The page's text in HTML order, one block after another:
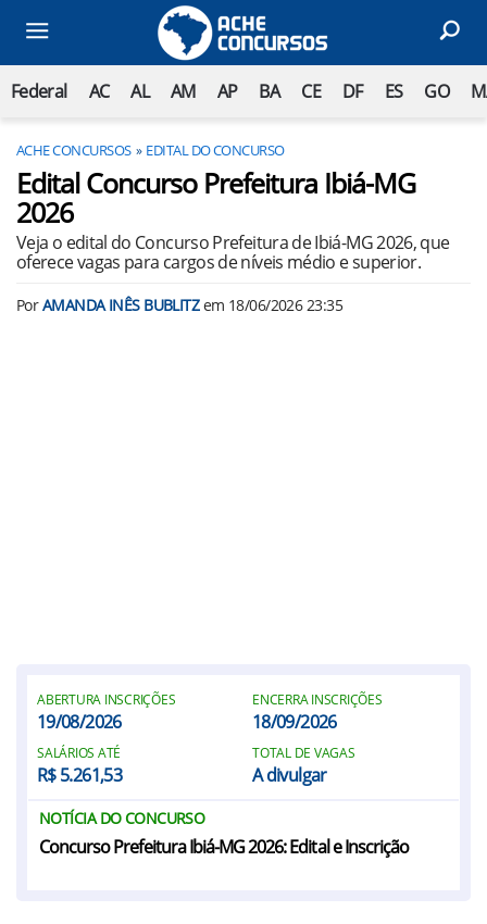
Federal AC AL AM AP BA CE DF ES GO
ACHE CONCURSOS EDITAL DO CONCURSO
Edital Concurso Prefeitura Ibiá-MG
2026
Veja o edital do Concurso Prefeitura de Ibiá-MG 2026, que
oferece vagas para cargos de níveis médio e superior.
PorAMANDA INÊS BUBLITZem 18/06/2026 23:35
ABERTURA INSCRIÇÕES
19/08/2026
ENCERRA INSCRIÇÕES
18/09/2026
SALÁRIOS ATÉ
R$ 5.261,53
TOTAL DE VAGAS
A divulgar
NOTÍCIA DO CONCURSO
Concurso Prefeitura Ibiá-MG 2026: Edital e Inscrição